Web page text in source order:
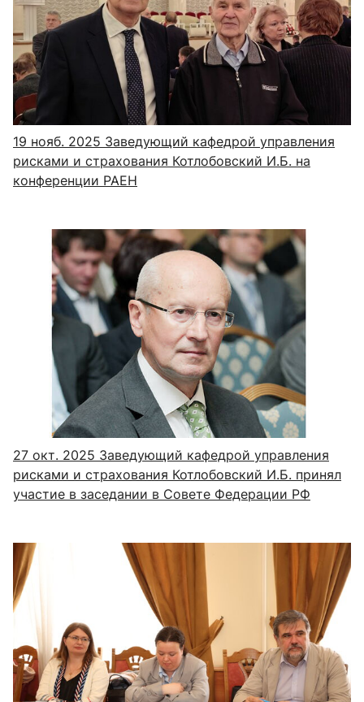
19 нояб. 2025 Заведующий кафедрой управления
рисками и страхования Котлобовский И.Б. на
конференции РАЕН
27 окт. 2025 Заведующий кафедрой управления
рисками и страхования Котлобовский И.Б. принял
участие в заседании в Совете Федерации РФ